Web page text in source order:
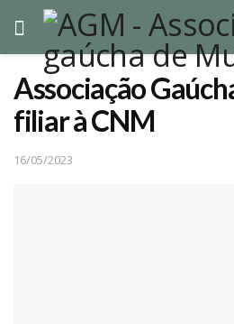
Associação
filiar à CNM
16/05/2023